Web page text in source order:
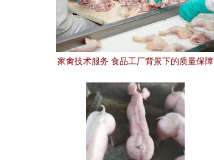
家禽技术服务 食品工厂背景下的质量保障